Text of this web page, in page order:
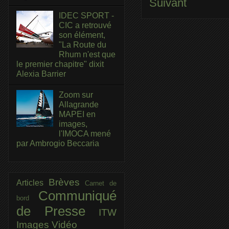
Suivant
IDEC SPORT -
CIC a retrouvé
son élément,
"La Route du
Rhum n'est que
le premier chapitre" dixit
Alexia Barrier
Zoom sur
Allagrande
MAPEI en
images,
l'IMOCA mené
par Ambrogio Beccaria
Articles BrèvesCarnet de
bord Communiqué
de Presse
ITW
Images Vidéo